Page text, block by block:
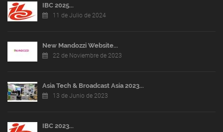
IBC 2025...
11 de Julio de 2024
New Mandozzi Website...
22 de Noviembre de 2023
Asia Tech & Broadcast Asia 2023...
13 de Junio de 2023
IBC 2023...